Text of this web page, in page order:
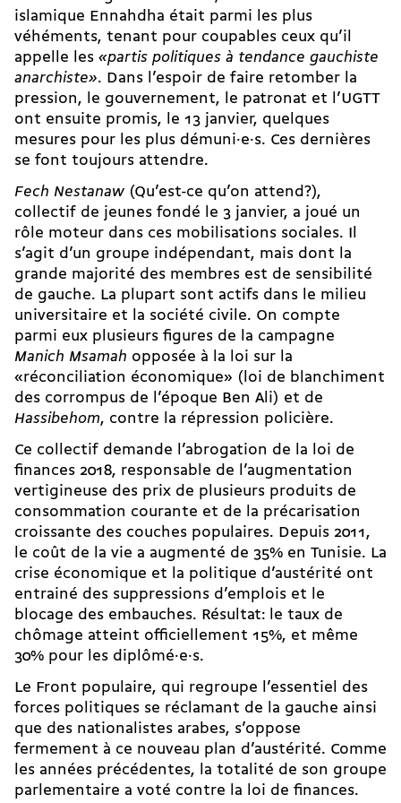
islamique Ennahdha était parmi les plus
véhéments, tenant pour coupables ceux qu’il
appelle les «partis politiques à tendance gauchiste
anarchiste». Dans l’espoir de faire retomber la
pression, le gouvernement, le patronat et l’UGTT
ont ensuite promis, le 13 janvier, quelques
mesures pour les plus démuni·e·s. Ces dernières
se font toujours attendre.
Fech Nestanaw (Qu’est-ce qu’on attend?),
collectif de jeunes fondé le 3 janvier, a joué un
rôle moteur dans ces mobilisations sociales. Il
s’agit d’un groupe indépendant, mais dont la
grande majorité des membres est de sensibilité
de gauche. La plupart sont actifs dans le milieu
universitaire et la société civile. On compte
parmi eux plusieurs figures de la campagne
Manich Msamah opposée à la loi sur la
«réconciliation économique» (loi de blanchiment
des corrompus de l’époque Ben Ali) et de
Hassibehom, contre la répression policière.
Ce collectif demande l’abrogation de la loi de
finances 2018, responsable de l’augmentation
vertigineuse des prix de plusieurs produits de
consommation courante et de la précarisation
croissante des couches populaires. Depuis 2011,
le coût de la vie a augmenté de 35% en Tunisie. La
crise économique et la politique d’austérité ont
entrainé des suppressions d’emplois et le
blocage des embauches. Résultat: le taux de
chômage atteint officiellement 15%, et même
30% pour les diplômé·e·s.
Le Front populaire, qui regroupe l’essentiel des
forces politiques se réclamant de la gauche ainsi
que des nationalistes arabes, s’oppose
fermement à ce nouveau plan d’austérité. Comme
les années précédentes, la totalité de son groupe
parlementaire a voté contre la loi de finances.